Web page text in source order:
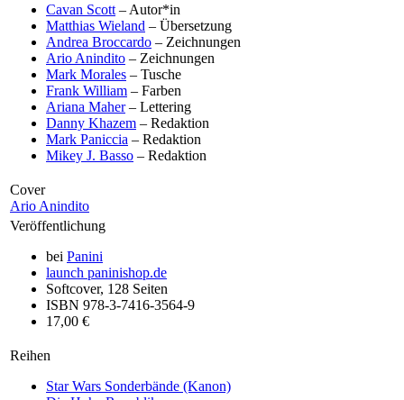
Cavan Scott – Autor*in
Matthias Wieland – Übersetzung
Andrea Broccardo – Zeichnungen
Ario Anindito – Zeichnungen
Mark Morales – Tusche
Frank William – Farben
Ariana Maher– Lettering
Danny Khazem – Redaktion
Mark Paniccia – Redaktion
Mikey J. Basso – Redaktion
Cover
Ario Anindito
Veröffentlichung
bei Panini
launch paninishop.de
Softcover, 128 Seiten
ISBN 978-3-7416-3564-9
17,00 €
Reihen
Star Wars Sonderbände (Kanon)